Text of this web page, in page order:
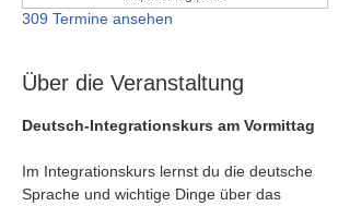
309 Termine ansehen
Über die Veranstaltung
Deutsch-Integrationskurs am Vormittag
Im Integrationskurs lernst du die deutsche
Sprache und wichtige Dinge über das